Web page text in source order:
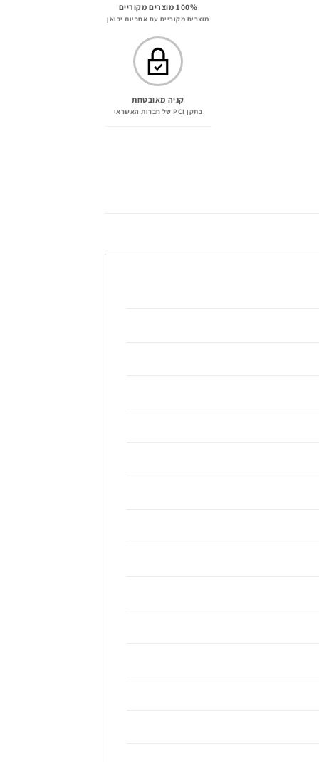
100% מוצרים מקוריים
מוצרים מקוריים עם אחריות יבואן
קניה מאובטחת
בתקן PCI של חברות האשראי